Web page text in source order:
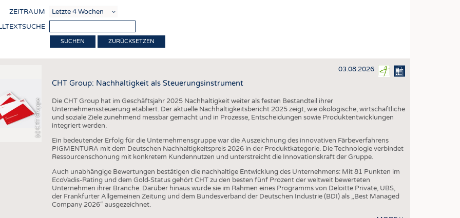
NACHHALTIGKEIT
KREISLAUFWIRTSCHAFT
TECHNISCHE TEXTILIEN
SMART TEXTILES
MEDIZIN
HAUS- UND HEIMTEXTILIEN
BEKLEIDUNG
ZEITRAUM
ZURÜCKSETZEN
(c) CHT Gruppe
03.08.2026
CHT Group: Nachhaltigkeit als Steuerungsinstrument
Die CHT Group hat im Geschäftsjahr 2025 Nachhaltigkeit weiter als festen Bestandteil ihrer
Unternehmenssteuerung etabliert. Der aktuelle Nachhaltigkeitsbericht 2025 zeigt, wie ökologische, wirtschaftliche
und soziale Ziele zunehmend messbar gemacht und in Prozesse, Entscheidungen sowie Produktentwicklungen
integriert werden.
Ein bedeutender Erfolg für die Unternehmensgruppe war die Auszeichnung des innovativen Färbeverfahrens
PIGMENTURA mit dem Deutschen Nachhaltigkeitspreis 2026 in der Produktkategorie. Die Technologie verbindet
Ressourcenschonung mit konkretem Kundennutzen und unterstreicht die Innovationskraft der Gruppe.
Auch unabhängige Bewertungen bestätigen die nachhaltige Entwicklung des Unternehmens: Mit 81 Punkten im
EcoVadis-Rating und dem Gold-Status gehört CHT zu den besten fünf Prozent der weltweit bewerteten
Unternehmen ihrer Branche. Darüber hinaus wurde sie im Rahmen eines Programms von Deloitte Private, UBS,
der Frankfurter Allgemeinen Zeitung und dem Bundesverband der Deutschen Industrie (BDI) als „Best Managed
Company 2026“ ausgezeichnet.